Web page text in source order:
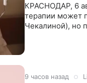
КРАСНОДАР, 6
терапии может
Чекалиной), но
9 часов назад